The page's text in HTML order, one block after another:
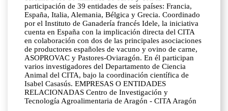
participación de 39 entidades de seis países: Francia,
España, Italia, Alemania, Bélgica y Grecia. Coordinado
por el Instituto de Ganadería francés Idele, la iniciativa
cuenta en España con la implicación directa del CITA
en colaboración con dos de las principales asociaciones
de productores españoles de vacuno y ovino de carne,
ASOPROVAC y Pastores-Oviaragón. En él participan
varios investigadores del Departamento de Ciencia
Animal del CITA, bajo la coordinación científica de
Isabel Casasús. EMPRESAS O ENTIDADES
RELACIONADAS Centro de Investigación y
Tecnología Agroalimentaria de Aragón - CITA Aragón